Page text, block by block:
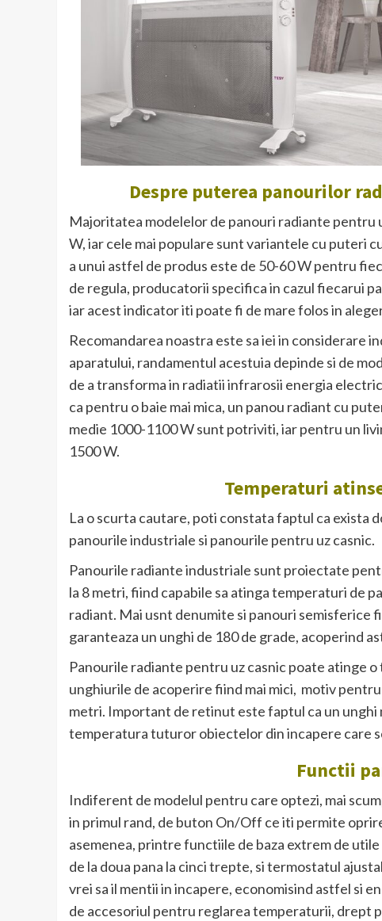
Despre puterea panourilor
Majoritatea modelelor de panouri radiante pentru
W, iar cele mai populare sunt variantele cu puteri
a unui astfel de produs este de 50-60 W pentru
de regula, producatorii specifica in cazul fiecarui
iar acest indicator iti poate fi de mare folos in
Recomandarea noastra este sa iei in considerare
aparatului, randamentul acestuia depinde si de
de a transforma in radiatii infrarosii energia
ca pentru o baie mai mica, un panou radiant cu
medie 1000-1100 W sunt potriviti, iar pentru un
1500 W.
Temperaturi
La o scurta cautare, poti constata faptul ca exista
panourile industriale si panourile pentru uz casnic.
Panourile radiante industriale sunt proiectate
la 8 metri, fiind capabile sa atinga temperaturi de
radiant. Mai usnt denumite si panouri semisferice
garanteaza un unghi de 180 de grade, acoperind
Panourile radiante pentru uz casnic poate atinge
unghiurile de acoperire fiind mai mici, motiv
metri. Important de retinut este faptul ca un unghi
temperatura tuturor obiectelor din incapere care
Functii
Indiferent de modelul pentru care optezi, mai
in primul rand, de buton On/Off ce iti permite
asemenea, printre functiile de baza extrem de
de la doua pana la cinci trepte, si termostatul
vrei sa il mentii in incapere, economisind astfel si
de accesoriul pentru reglarea temperaturii, drept